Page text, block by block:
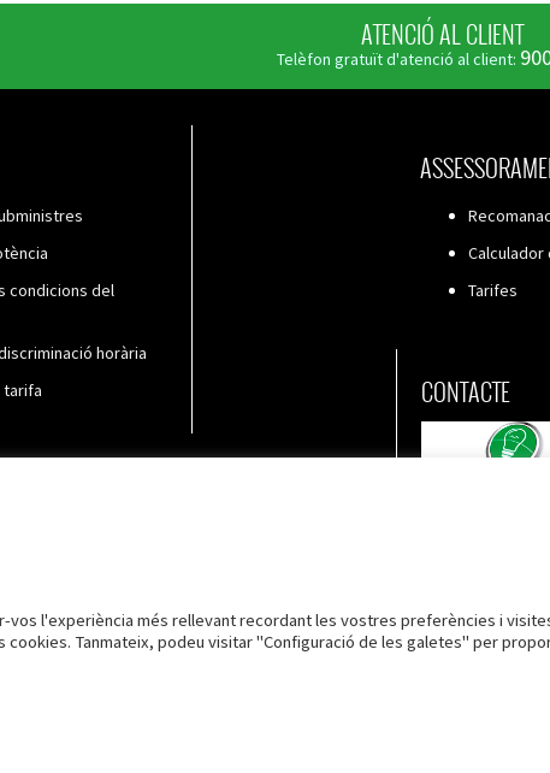
ATENCIÓ AL CLIENT
Telèfon gratuït d'atenció al client:
condicions del
horària
tarifa
Tarifes
CONTACTE
Lleida
l'experiència més rellevant recordant les vostres preferències i
cookies. Tanmateix, podeu visitar "Configuració de les galetes" per